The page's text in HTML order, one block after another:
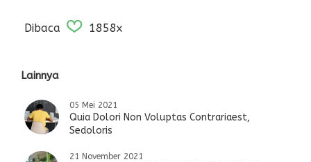
Dibaca 1858x
Lainnya
05 Mei 2021
Quia Dolori Non Voluptas Contrariaest,
Sedoloris
21 November 2021